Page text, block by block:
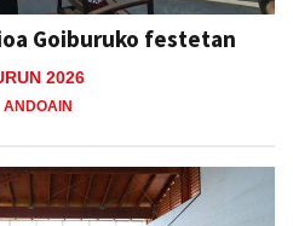
Goiburuko festetan
2026
ANDOAIN